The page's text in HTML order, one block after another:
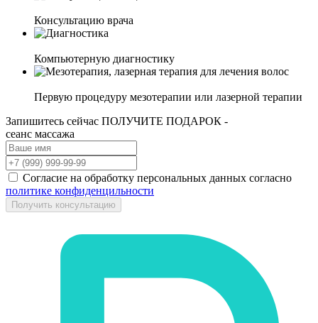
Консультацию врача
Компьютерную диагностику
Первую процедуру мезотерапии или лазерной терапии
Запишитесь сейчас ПОЛУЧИТЕ ПОДАРОК -
сеанс массажа
Согласие на обработку персональных данных согласно
политике конфиденцильности